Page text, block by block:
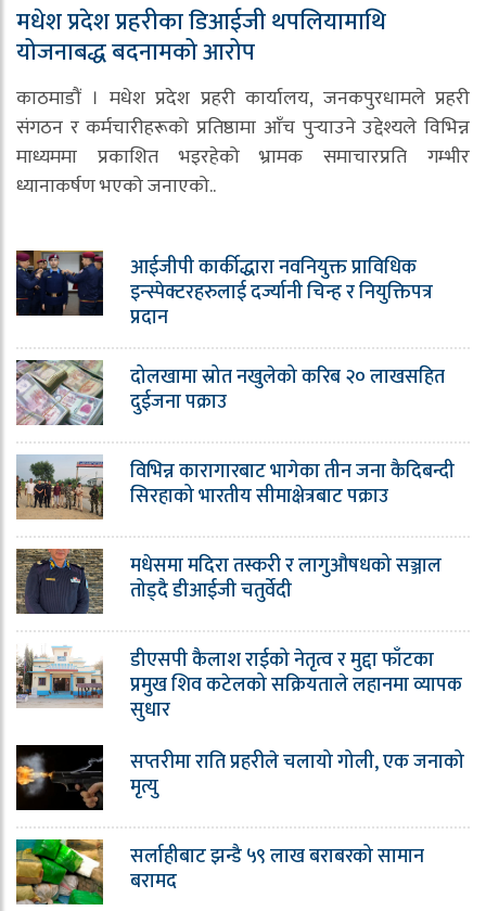
मधेश प्रदेश प्रहरीका डिआईजी थपलियामाथि
योजनाबद्ध बदनामको आरोप
काठमाडौं । मधेश प्रदेश प्रहरी कार्यालय, जनकपुरधामले प्रहरी
संगठन र कर्मचारीहरूको प्रतिष्ठामा आँच पुर्‍याउने उद्देश्यले विभिन्न
माध्यममा प्रकाशित भइरहेको भ्रामक समाचारप्रति गम्भीर
ध्यानाकर्षण भएको जनाएको..
आईजीपी कार्कीद्धारा नवनियुक्त प्राविधिक
इन्स्पेक्टरहरुलाई दर्ज्यानी चिन्ह र नियुक्तिपत्र
प्रदान
दोलखामा स्रोत नखुलेको करिब २० लाखसहित
दुईजना पक्राउ
विभिन्न कारागारबाट भागेका तीन जना कैदिबन्दी
सिरहाको भारतीय सीमाक्षेत्रबाट पक्राउ
मधेसमा मदिरा तस्करी र लागुऔषधको सञ्जाल
तोड्दै डीआईजी चतुर्वेदी
डीएसपी कैलाश राईको नेतृत्व र मुद्दा फाँटका
प्रमुख शिव कटेलको सक्रियताले लहानमा व्यापक
सुधार
सप्तरीमा राति प्रहरीले चलायो गोली, एक जनाको
मृत्यु
सर्लाहीबाट झन्डै ५९ लाख बराबरको सामान
बरामद